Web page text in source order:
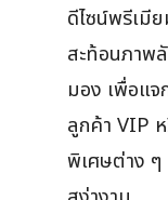
ดีไซน์พรีเมี
สะท้อนภาพ
มอง เพื่อแ
ลูกค้า VIP
พิเศษต่าง ๆ